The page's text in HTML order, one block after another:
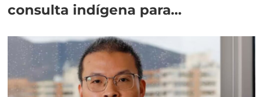
consulta indígena para